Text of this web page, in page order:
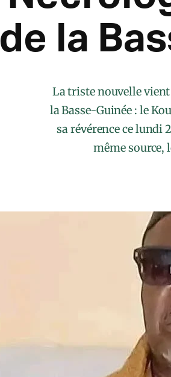
de la
La triste nouvelle vient
la Basse-Guinée : le
sa révérence ce lundi
même source,